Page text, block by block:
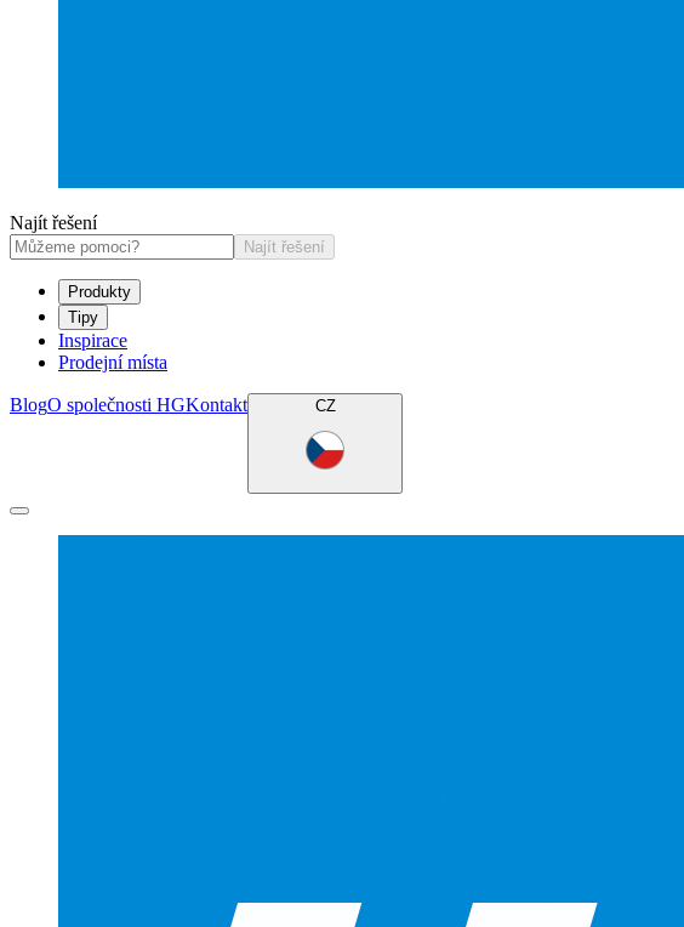
Najít řešení
Najít řešení
Produkty
Tipy
Inspirace
Prodejní místa
BlogO společnosti HGKontakt CZ